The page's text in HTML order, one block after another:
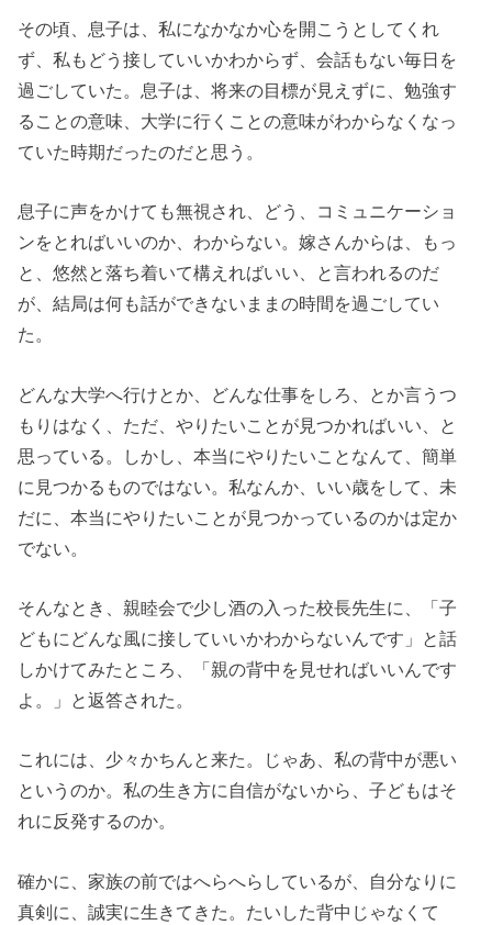
その頃、息子は、私になかなか心を開こうとしてくれ
ず、私もどう接していいかわからず、会話もない毎日を
過ごしていた。息子は、将来の目標が見えずに、勉強す
ることの意味、大学に行くことの意味がわからなくなっ
ていた時期だったのだと思う。
息子に声をかけても無視され、どう、コミュニケーショ
ンをとればいいのか、わからない。嫁さんからは、もっ
と、悠然と落ち着いて構えればいい、と言われるのだ
が、結局は何も話ができないままの時間を過ごしてい
た。
どんな大学へ行けとか、どんな仕事をしろ、とか言うつ
もりはなく、ただ、やりたいことが見つかればいい、と
思っている。しかし、本当にやりたいことなんて、簡単
に見つかるものではない。私なんか、いい歳をして、未
だに、本当にやりたいことが見つかっているのかは定か
でない。
そんなとき、親睦会で少し酒の入った校長先生に、「子
どもにどんな風に接していいかわからないんです」と話
しかけてみたところ、「親の背中を見せればいいんです
よ。」と返答された。
これには、少々かちんと来た。じゃあ、私の背中が悪い
というのか。私の生き方に自信がないから、子どもはそ
れに反発するのか。
確かに、家族の前ではへらへらしているが、自分なりに
真剣に、誠実に生きてきた。たいした背中じゃなくて